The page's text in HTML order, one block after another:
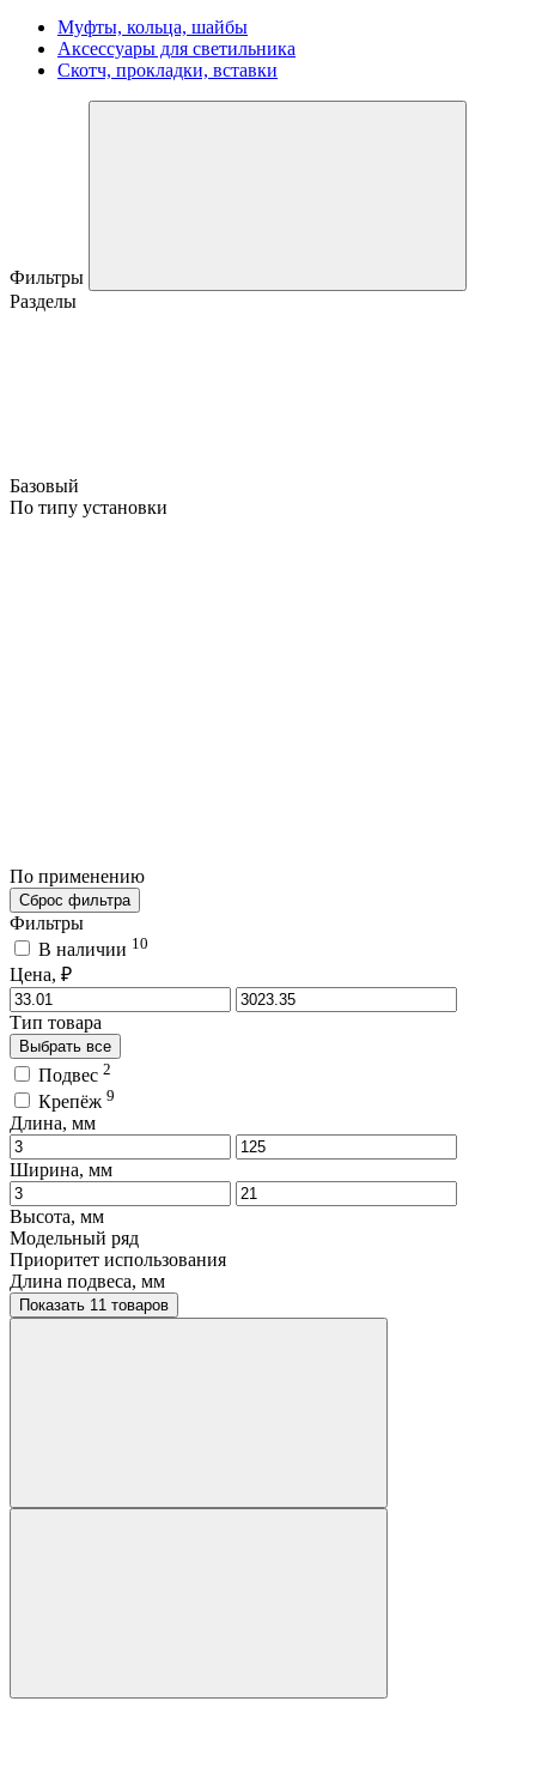
Муфты, кольца, шайбы
Аксессуары для светильника
Скотч, прокладки, вставки
Фильтры
Разделы
Базовый
По типу установки
По применению
Сброс фильтра
Фильтры
В наличии 10
Цена, ₽
Тип товара
Выбрать все
Подвес 2
Крепёж 9
Длина, мм
Ширина, мм
Высота, мм
Модельный ряд
Приоритет использования
Длина подвеса, мм
Показать 11 товаров